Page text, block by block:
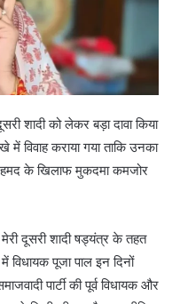
शादी को लेकर बड़ा दावा किया
विवाह कराया गया ताकि उनका
के खिलाफ मुकदमा कमजोर
मेरी दूसरी शादी षड्यंत्र के तहत
पूजा पाल इन दिनों
पार्टी की पूर्व विधायक और